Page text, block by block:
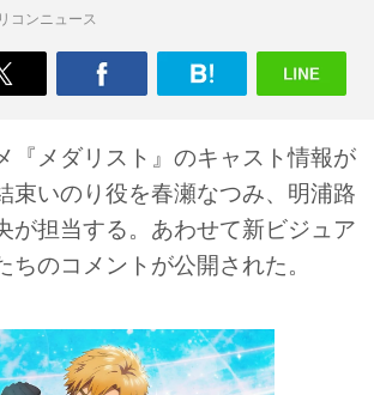
コンニュース
『メダリスト』のキャスト情報が
束いのり役を春瀬なつみ、明浦路
が担当する。あわせて新ビジュア
ちのコメントが公開された。